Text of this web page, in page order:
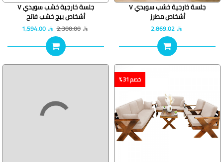
جلسة خارجية خشب سويدي ٧
أشخاص مطرز
2,869.02
جلسة خارجية خشب سويدي ٧
أشخاص بيج خشب فاتح
1,594.00 2,300.00
خصم 31 %